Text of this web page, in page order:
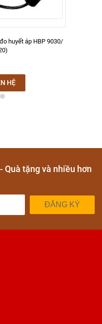
huyết áp HBP 9030/
HỆ
tặng và nhiều hơn
ĐĂNG KÝ